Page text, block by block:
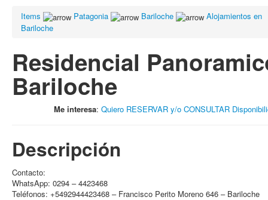
Items Patagonia Bariloche
Alojamientos en
Bariloche
Residencial
Bariloche
Me interesa: Quiero RESERVAR y/o CONSULTAR
Descripción
Contacto:
WhatsApp: 0294 – 4423468
Teléfonos: +5492944423468 – Francisco Perito Moreno 646 – Bariloche